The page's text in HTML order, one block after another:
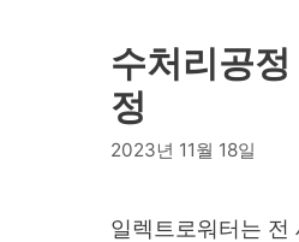
수처리공
정
2023년 11월 18일
일렉트로워터는 전